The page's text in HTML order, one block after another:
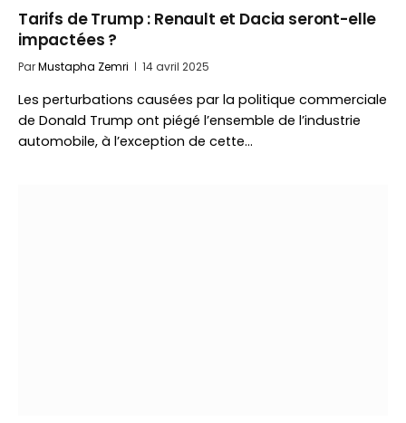
Tarifs de Trump : Renault et Dacia seront-elle
impactées ?
ParMustapha Zemri 14 avril 2025
Les perturbations causées par la politique commerciale
de Donald Trump ont piégé l’ensemble de l’industrie
automobile, à l’exception de cette…